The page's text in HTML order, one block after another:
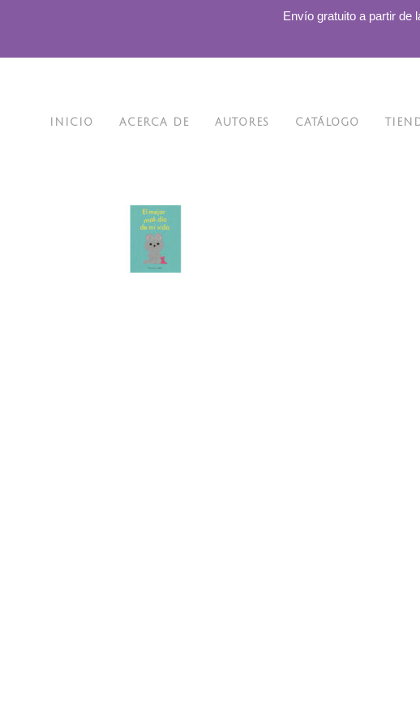
Envío gratuito a partir de
INICIO ACERCA DE AUTORES CATÁLOGO